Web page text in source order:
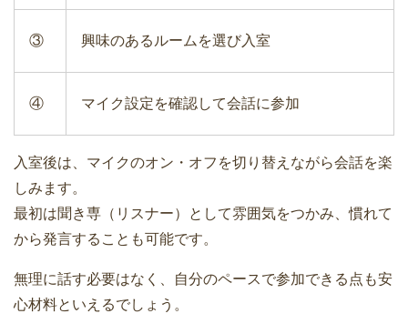
③ 興味のあるルームを選び入室
④ マイク設定を確認して会話に参加
入室後は、マイクのオン・オフを切り替えながら会話を楽
しみます。
最初は聞き専（リスナー）として雰囲気をつかみ、慣れて
から発言することも可能です。
無理に話す必要はなく、自分のペースで参加できる点も安
心材料といえるでしょう。